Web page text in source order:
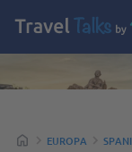
EUROPA